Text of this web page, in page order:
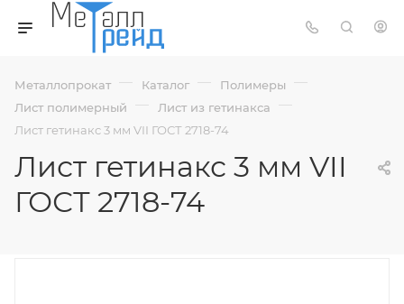
Металлопрокат — Каталог — Полимеры —
Лист полимерный — Лист из гетинакса —
Лист гетинакс 3 мм VII ГОСТ 2718-74
Лист гетинакс 3 мм VII
ГОСТ 2718-74